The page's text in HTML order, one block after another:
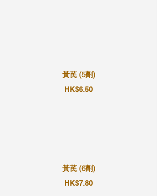
黃芪 (5劑)
HK$6.50
黃芪 (6劑)
HK$7.80